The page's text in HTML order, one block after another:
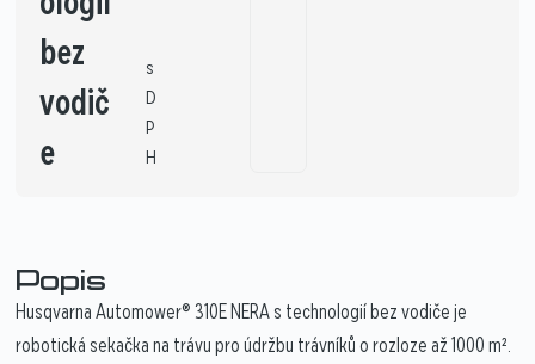
bez
vodič
e
s
D
P
H
Popis
Husqvarna Automower® 310E NERA s technologií bez vodiče je
robotická sekačka na trávu pro údržbu trávníků o rozloze až 1000 m².